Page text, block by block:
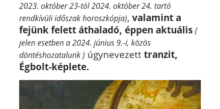
2023. október 23-tól 2024. október 24. tartó
rendkívüli időszak horoszkópja), valamint a
fejünk felett áthaladó, éppen aktuális (
jelen esetben a 2024. június 9.-i, közös
döntéshozatalunk ) úgynevezetttranzit,
Égbolt-képlete.